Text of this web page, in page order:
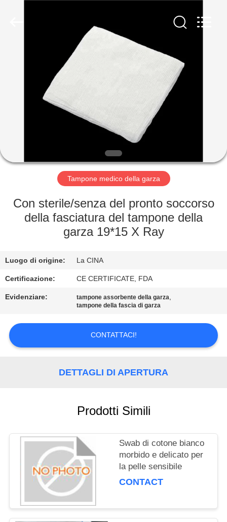
PRODOTTI
GIRO
FABBRICA
CONTROLLO
QUALITÀ
CONTATTICI
RICHIEDA
UNA
PRIVACY
POLICY
Tampone medico della garza
Con sterile/senza del pronto soccorso
della fasciatura del tampone della
garza 19*15 X Ray
Luogo di origine: La CINA
Certificazione: CE CERTIFICATE, FDA
Evidenziare: tampone assorbente della garza,
tampone della fascia di garza
CONTATTACI!
DETTAGLI DI APERTURA
Prodotti Simili
Swab di cotone bianco
morbido e delicato per
la pelle sensibile
CONTACT